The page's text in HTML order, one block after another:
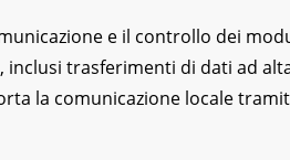
e il controllo dei
trasferimenti di dati ad
la comunicazione locale